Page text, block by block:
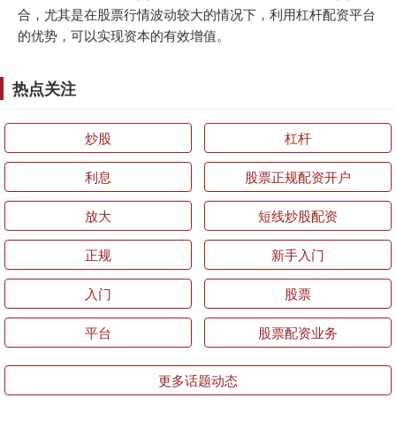
合，尤其是在股票行情波动较大的情况下，利用杠杆配资平台
的优势，可以实现资本的有效增值。
热点关注
炒股 杠杆
利息 股票正规配资开户
放大 短线炒股配资
正规 新手入门
入门 股票
平台 股票配资业务
更多话题动态